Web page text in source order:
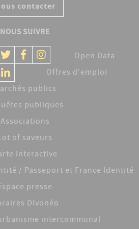
contacter
NOUS SUIVRE
Open Data
Offres d'emploi
publics
publiques
Associations
of saveurs
interactive
/ Passeport et France Identité
presse
Divonéo
intercommunal